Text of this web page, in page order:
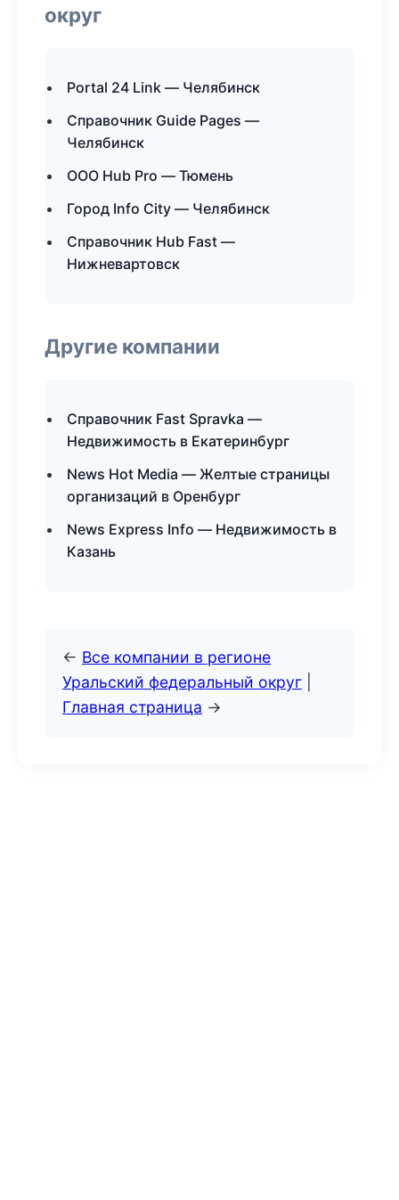
округ
Portal 24 Link — Челябинск
Справочник Guide Pages —
Челябинск
ООО Hub Pro — Тюмень
Город Info City — Челябинск
Справочник Hub Fast —
Нижневартовск
Другие компании
Справочник Fast Spravka —
Недвижимость в Екатеринбург
News Hot Media — Желтые страницы
организаций в Оренбург
News Express Info — Недвижимость в
Казань
← Все компании в регионе
Уральский федеральный округ
Главная страница →